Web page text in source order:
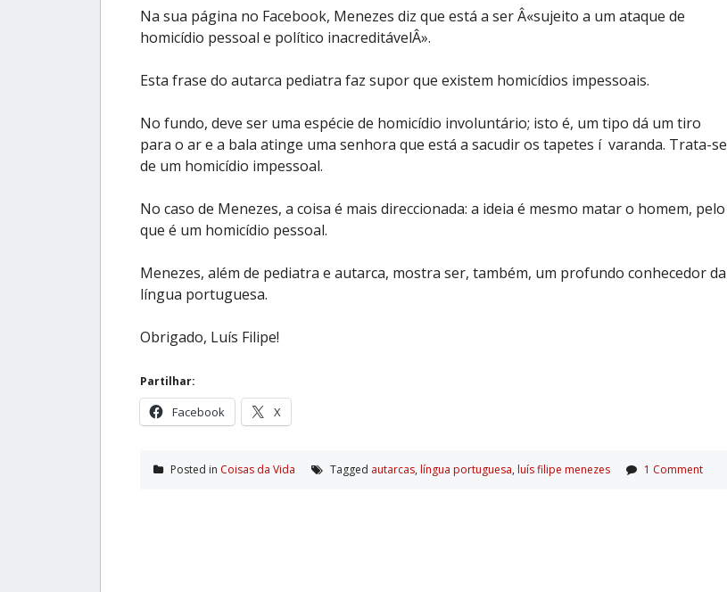
Na sua página no Facebook, Menezes diz que está a ser Â«sujeito a um ataque de
homicídio pessoal e político inacreditávelÂ».
Esta frase do autarca pediatra faz supor que existem homicídios impessoais.
No fundo, deve ser uma espécie de homicídio involuntário; isto é, um tipo dá um tiro
para o ar e a bala atinge uma senhora que está a sacudir os tapetes í varanda. Trata-se
de um homicídio impessoal.
No caso de Menezes, a coisa é mais direccionada: a ideia é mesmo matar o homem, pelo
que é um homicídio pessoal.
Menezes, além de pediatra e autarca, mostra ser, também, um profundo conhecedor da
língua portuguesa.
Obrigado, Luís Filipe!
Partilhar:
Facebook X
Posted in Coisas da Vida Tagged autarcas, lí­ngua portuguesa, luí­s filipe menezes 1 Comment